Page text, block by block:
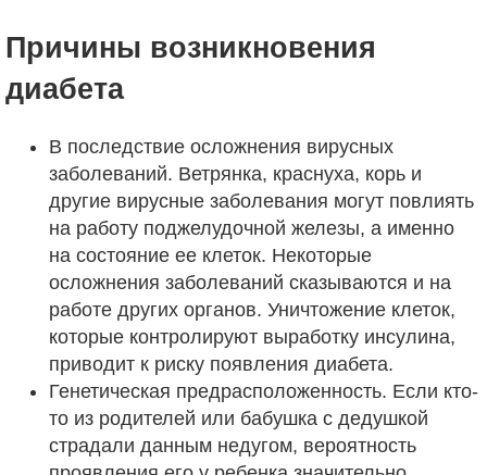
Причины возникновения
диабета
В последствие осложнения вирусных
заболеваний. Ветрянка, краснуха, корь и
другие вирусные заболевания могут повлиять
на работу поджелудочной железы, а именно
на состояние ее клеток. Некоторые
осложнения заболеваний сказываются и на
работе других органов. Уничтожение клеток,
которые контролируют выработку инсулина,
приводит к риску появления диабета.
Генетическая предрасположенность. Если кто-
то из родителей или бабушка с дедушкой
страдали данным недугом, вероятность